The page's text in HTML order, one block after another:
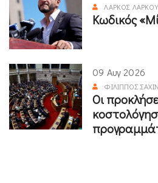
ΛΆΡΚΟΣ ΛΆΡΚΟΥ
Κωδικός
09 Αυγ 2026
ΦΊΛΙΠΠΟΣ
Οι